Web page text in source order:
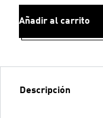
Añadir al carrito
Descripción